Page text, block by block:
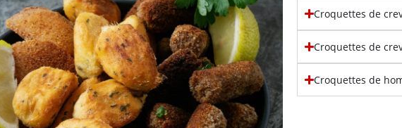
Croquettes de
Croquettes de
Croquettes de